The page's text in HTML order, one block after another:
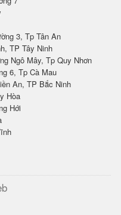
3, Tp Tân An
TP Tây Ninh
Ngô Mây, Tp Quy Nhơn
6, Tp Cà Mau
An, TP Bắc Ninh
Hòa
Hới